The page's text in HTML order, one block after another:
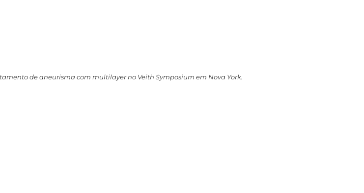
de aneurisma com multilayer no Veith Symposium em Nova York.